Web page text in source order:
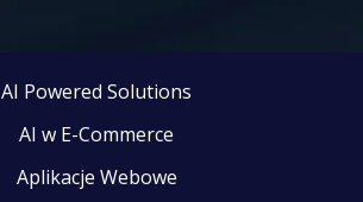
AI Powered Solutions
AI w E-Commerce
Aplikacje Webowe